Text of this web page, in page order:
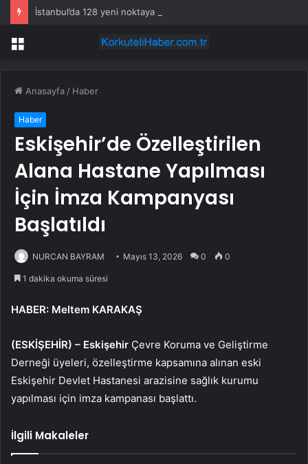
İstanbul’da 128 yeni noktaya daha EDS geliyor
Menü
Anasayfa / Haber
Haber
Eskişehir’de Özelleştirilen
Alana Hastane Yapılması
İçin İmza Kampanyası
Başlatıldı
NURCAN BAYRAM Mayıs 13, 2026 0 0
1 dakika okuma süresi
HABER: Meltem KARAKAŞ
(ESKİŞEHİR) – Eskişehir Çevre Koruma ve Geliştirme
Derneği üyeleri, özelleştirme kapsamına alınan eski
Eskişehir Devlet Hastanesi arazisine sağlık kurumu
yapılması için imza kampanası başlattı.
İlgili Makaleler